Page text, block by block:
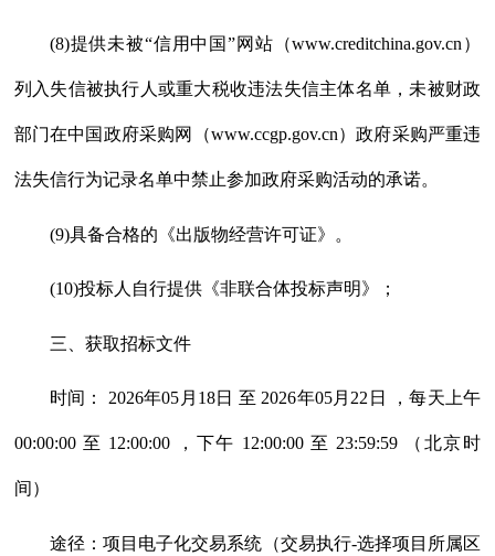
(8)提供未被“信用中国”网站（www.creditchina.gov.cn）
列入失信被执行人或重大税收违法失信主体名单，未被财政
部门在中国政府采购网（www.ccgp.gov.cn）政府采购严重违
法失信行为记录名单中禁止参加政府采购活动的承诺。
(9)具备合格的《出版物经营许可证》。
(10)投标人自行提供《非联合体投标声明》；
三、获取招标文件
时间： 2026年05月18日 至 2026年05月22日 ，每天上午
00:00:00 至 12:00:00 ，下午 12:00:00 至 23:59:59 （北京时
间）
途径：项目电子化交易系统（交易执行-选择项目所属区